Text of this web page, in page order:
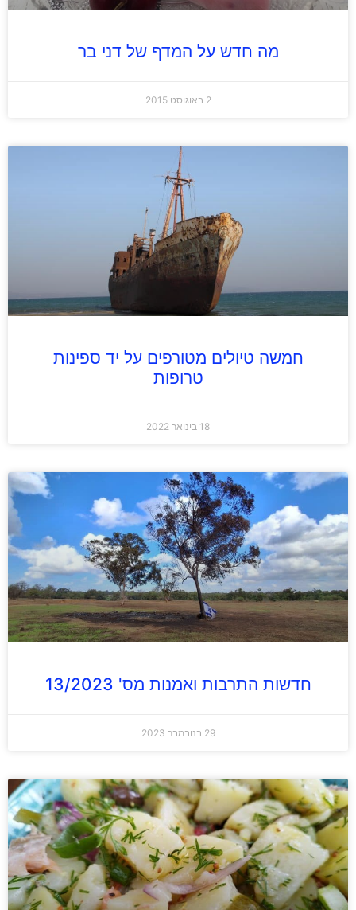
מה חדש על המדף של דני בר
2 באוגוסט 2015
חמשה טיולים מטורפים על יד ספינות
טרופות
18 בינואר 2022
חדשות התרבות ואמנות מס' 13/2023
29 בנובמבר 2023